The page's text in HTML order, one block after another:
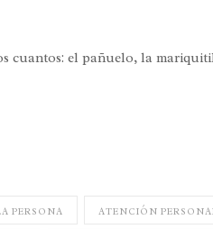
cuantos: el pañuelo, la
PERSONA ATENCIÓN